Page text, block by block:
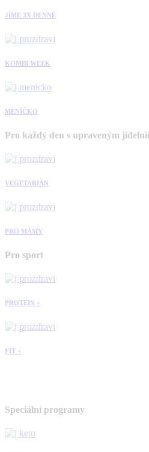
JÍME 3X DENNĚ
KOMBI WEEK
MENÍČKO
Pro každý den s upraveným
VEGETARIÁN
PRO MÁMY
Pro sport
PROTEIN +
FIT +
Speciální programy